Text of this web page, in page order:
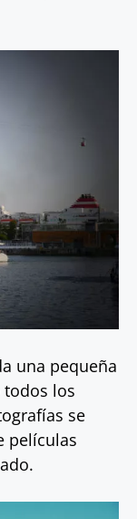
una pequeña
los
se
películas